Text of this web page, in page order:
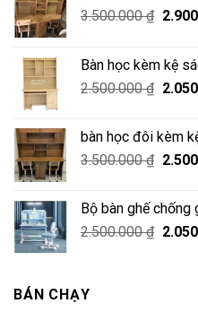
3.500.000₫ Giá
Bàn học kèm kệ
2.500.000₫ Giá
bàn học đôi kèm
3.500.000₫ Giá
Bộ bàn ghế
2.500.000₫ Giá
BÁN CHẠY